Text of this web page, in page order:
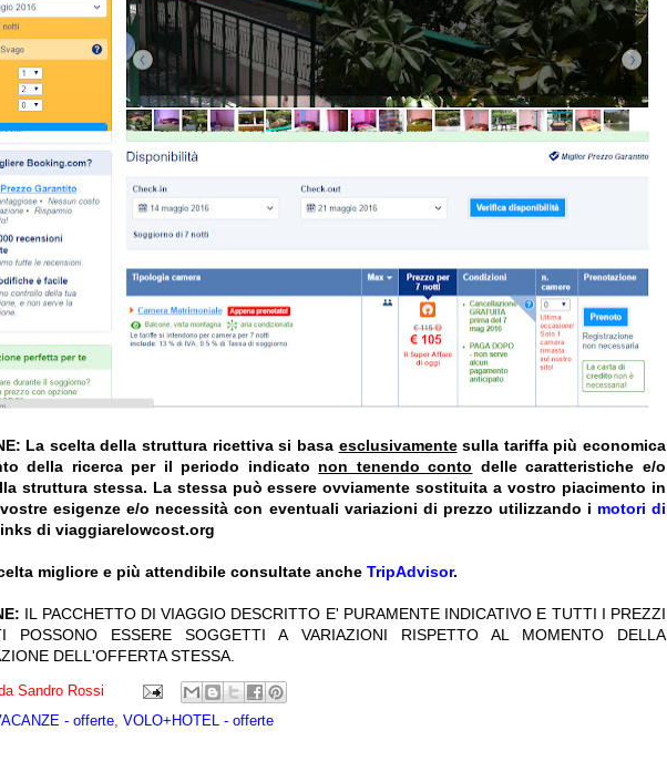
La scelta della struttura ricettiva si basa esclusivamentesulla tariffa più economica
della ricerca per il periodo indicato non tenendo conto delle caratteristiche e/o
struttura stessa. La stessa può essere ovviamente sostituita a vostro piacimento in
esigenze e/o necessità con eventuali variazioni di prezzo utilizzando i motori di
di viaggiarelowcost.org
migliore e più attendibile consultate anche TripAdvisor.
IL PACCHETTO DI VIAGGIO DESCRITTO E' PURAMENTE INDICATIVO E TUTTI I PREZZI
POSSONO ESSERE SOGGETTI A VARIAZIONI RISPETTO AL MOMENTO DELLA
DELL'OFFERTA STESSA.
Sandro Rossi
- offerte VOLO+HOTEL - offerte